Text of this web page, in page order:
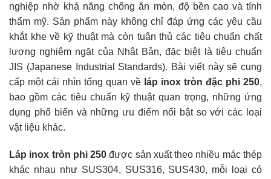
nghiệp nhờ khả năng chống ăn mòn, độ bền cao và tính
thẩm mỹ. Sản phẩm này không chỉ đáp ứng các yêu cầu
khắt khe về kỹ thuật mà còn tuân thủ các tiêu chuẩn chất
lượng nghiêm ngặt của Nhật Bản, đặc biệt là tiêu chuẩn
JIS (Japanese Industrial Standards). Bài viết này sẽ cung
cấp một cái nhìn tổng quan về láp inox tròn đặc phi 250,
bao gồm các tiêu chuẩn kỹ thuật quan trọng, những ứng
dụng phổ biến và những ưu điểm nổi bật so với các loại
vật liệu khác.
Láp inox tròn phi 250 được sản xuất theo nhiều mác thép
khác nhau như SUS304, SUS316, SUS430, mỗi loại có